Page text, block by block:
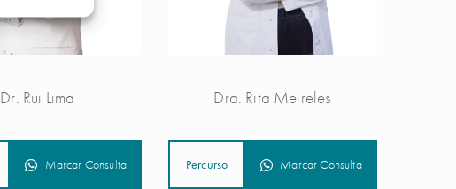
Dr. Rui Lima
Marcar Consulta
Dra. Rita Meireles
Percurso Marcar Consulta